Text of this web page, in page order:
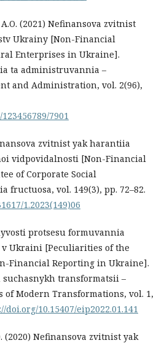
(2021) Nefinansova zvitnist
Ukrainy [Non-Financial
Enterprises in Ukraine].
ta administruvannia –
and Administration, vol. 2(96),
7901
zvitnist yak harantiia
vidpovidalnosti [Non-Financial
of Corporate Social
fructuosa, vol. 149(3), pp. 72–82.
1.2023(149)06
protsesu formuvannia
Ukraini [Peculiarities of the
Financial Reporting in Ukraine].
suchasnykh transformatsii –
of Modern Transformations, vol. 1,
doi.org/10.15407/eip2022.01.141
(2020) Nefinansova zvitnist yak